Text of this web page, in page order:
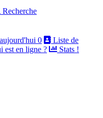
Recherche
0
Liste de
est en ligne ? Stats !